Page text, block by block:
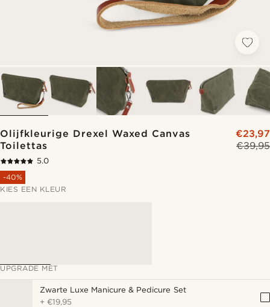
Olijfkleurige Drexel Waxed Canvas
Toilettas
€39,95
€23,97
5.0
-40%
KIES EEN KLEUR
UPGRADE MET
Zwarte Luxe Manicure & Pedicure Set
+€19,95